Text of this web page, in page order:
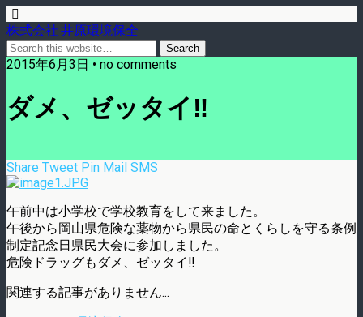
株式会社 井原環境保全
2015年6月3日 • no comments
ダメ、ゼッタイ‼︎
Share Tweet Pin Mail SMS
午前中は小学校で学校教育をして来ました。
午後から岡山県危険な薬物から県民の命とくらしを守る条例
制定記念日県民大会に参加しました。
危険ドラッグもダメ、ゼッタイ‼︎
関連する記事がありません...